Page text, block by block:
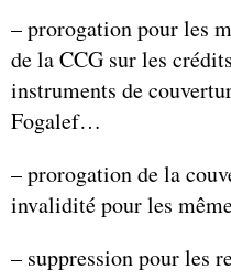
– prorogation pour les
de la CCG sur les
instruments de
Fogalef…
– prorogation de la
invalidité pour les
– suppression pour les